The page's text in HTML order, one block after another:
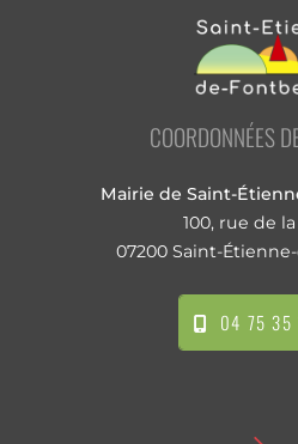
COORDONNÉES
Mairie de Saint-
100, rue de
07200 Saint-
04 75 35